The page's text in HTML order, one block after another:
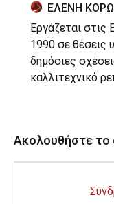
ΕΛΕΝΗ
Εργάζεται
1990 σε θέσεις
δημόσιες
καλλιτεχνικό
Ακολουθήστε το